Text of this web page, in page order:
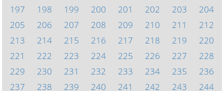
197
198 199 200 201 202 203
204
205
206 207 208 209 210 211
212
213
214 215 216 217 218 219
220
221
222 223 224 225 226 227
228
229
230 231 232 233 234 235
236
237
238 239 240 241 242 243
244